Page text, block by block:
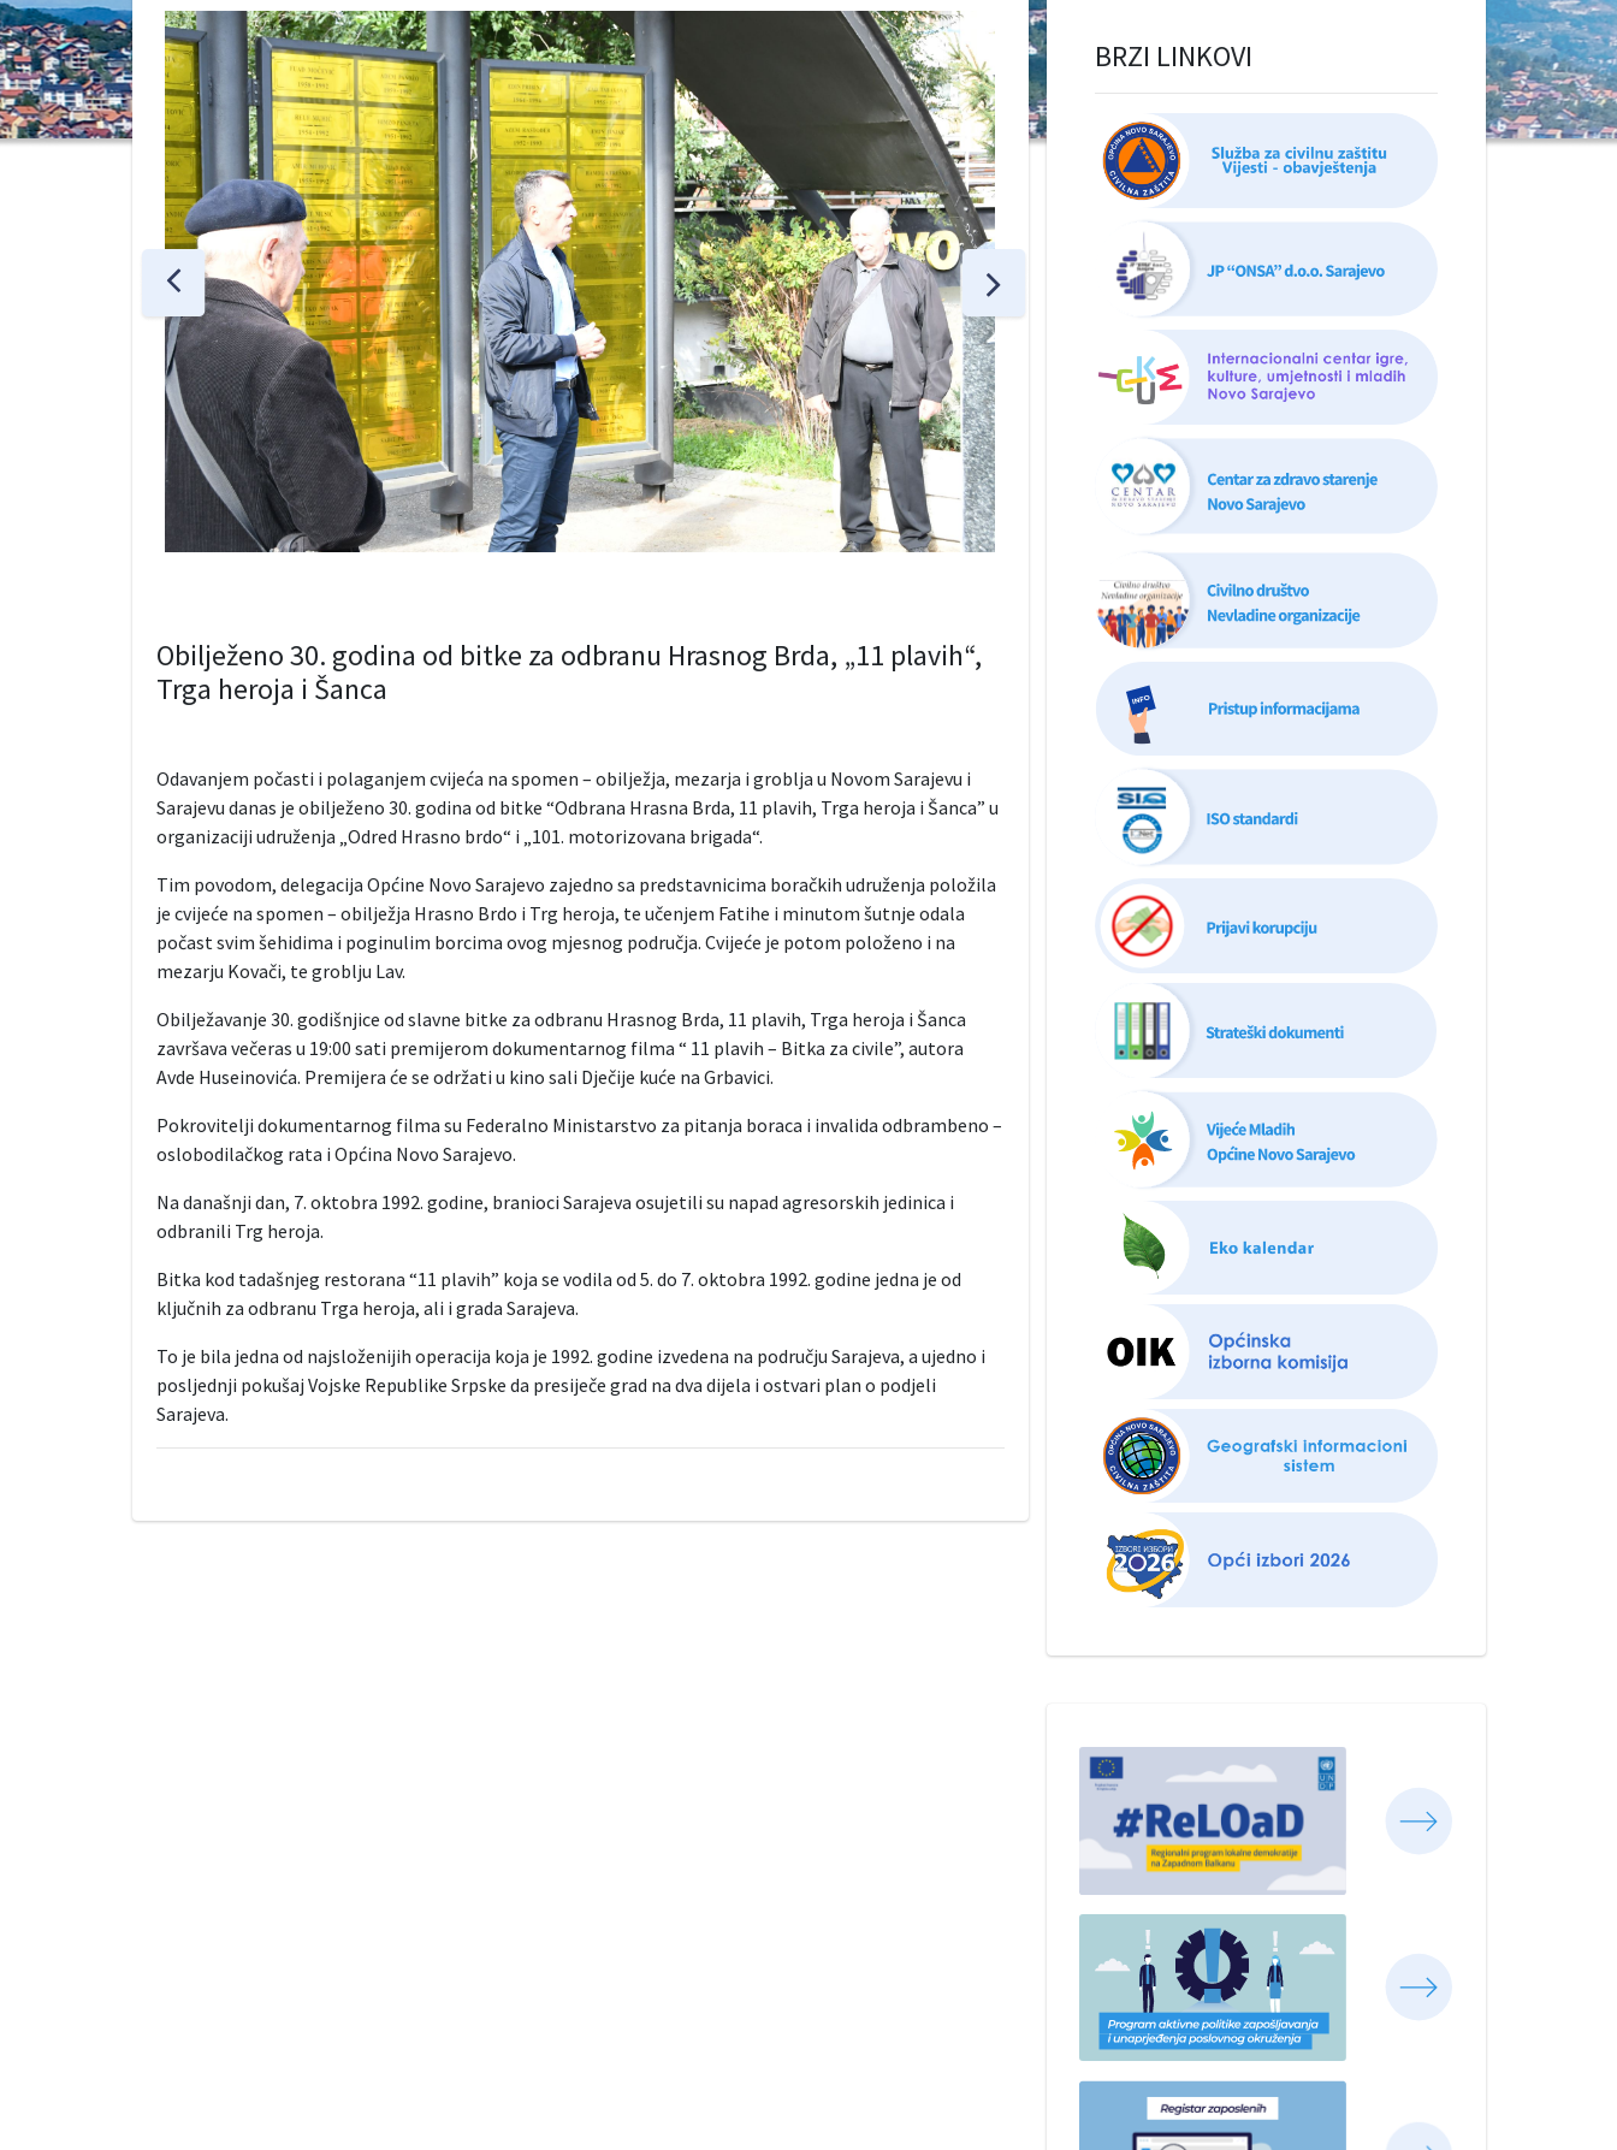
Obilježeno 30. godina od bitke za odbranu Hrasnog Brda, „11 plavih“,
Trga heroja i Šanca
Odavanjem počasti i polaganjem cvijeća na spomen – obilježja, mezarja i groblja u Novom Sarajevu i
Sarajevu danas je obilježeno 30. godina od bitke “Odbrana Hrasna Brda, 11 plavih, Trga heroja i Šanca” u
organizaciji udruženja „Odred Hrasno brdo“ i „101. motorizovana brigada“.
Tim povodom, delegacija Općine Novo Sarajevo zajedno sa predstavnicima boračkih udruženja položila
je cvijeće na spomen – obilježja Hrasno Brdo i Trg heroja, te učenjem Fatihe i minutom šutnje odala
počast svim šehidima i poginulim borcima ovog mjesnog područja. Cvijeće je potom položeno i na
mezarju Kovači, te groblju Lav.
Obilježavanje 30. godišnjice od slavne bitke za odbranu Hrasnog Brda, 11 plavih, Trga heroja i Šanca
završava večeras u 19:00 sati premijerom dokumentarnog filma “ 11 plavih – Bitka za civile”, autora
Avde Huseinovića. Premijera će se održati u kino sali Dječije kuće na Grbavici.
Pokrovitelji dokumentarnog filma su Federalno Ministarstvo za pitanja boraca i invalida odbrambeno –
oslobodilačkog rata i Općina Novo Sarajevo.
Na današnji dan, 7. oktobra 1992. godine, branioci Sarajeva osujetili su napad agresorskih jedinica i
odbranili Trg heroja.
Bitka kod tadašnjeg restorana “11 plavih” koja se vodila od 5. do 7. oktobra 1992. godine jedna je od
ključnih za odbranu Trga heroja, ali i grada Sarajeva.
To je bila jedna od najsloženijih operacija koja je 1992. godine izvedena na području Sarajeva, a ujedno i
posljednji pokušaj Vojske Republike Srpske da presiječe grad na dva dijela i ostvari plan o podjeli
Sarajeva.
BRZI LINKOVI